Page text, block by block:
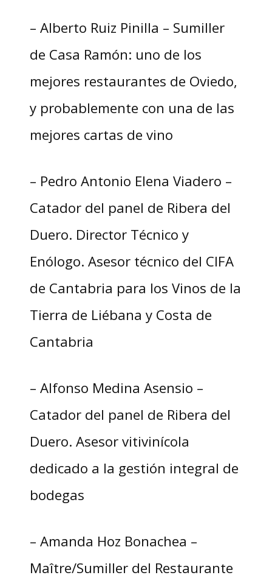
– Alberto Ruiz Pinilla – Sumiller
de Casa Ramón: uno de los
mejores restaurantes de Oviedo,
y probablemente con una de las
mejores cartas de vino
– Pedro Antonio Elena Viadero –
Catador del panel de Ribera del
Duero. Director Técnico y
Enólogo. Asesor técnico del CIFA
de Cantabria para los Vinos de la
Tierra de Liébana y Costa de
Cantabria
– Alfonso Medina Asensio –
Catador del panel de Ribera del
Duero. Asesor vitivinícola
dedicado a la gestión integral de
bodegas
– Amanda Hoz Bonachea –
Maître/Sumiller del Restaurante